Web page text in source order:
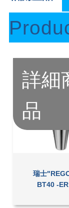
詳細
品
瑞士
BT40 -